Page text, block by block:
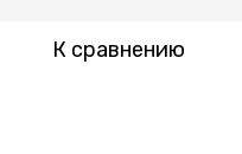
К сравнению